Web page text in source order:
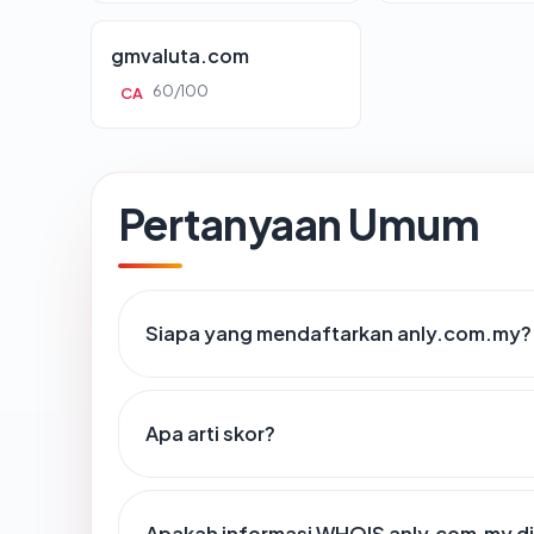
gmvaluta.com
CA 60/100
Pertanyaan Umum
Siapa yang mendaftarkan anly.com.my?
Apa arti skor?